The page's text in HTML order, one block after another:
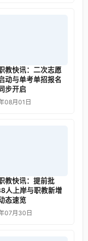
教快讯：二次志愿
动与单考单招报名
步开启
08月01日
教快讯：提前批
人上岸与职教新增
态速览
07月30日